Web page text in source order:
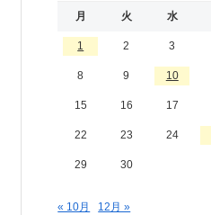
月
火 水
1 2 3
8 9 10
15 16 17
22 23 24
29 30
« 10月 12月 »